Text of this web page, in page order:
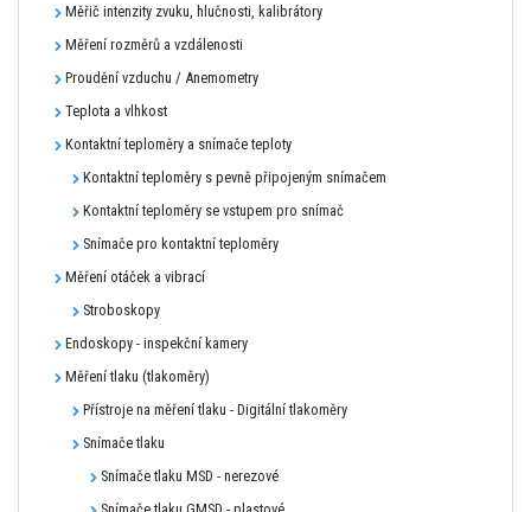
Měřič intenzity zvuku, hlučnosti, kalibrátory
Měření rozměrů a vzdálenosti
Proudění vzduchu / Anemometry
Teplota a vlhkost
Kontaktní teploměry a snímače teploty
Kontaktní teploměry s pevně připojeným snímačem
Kontaktní teploměry se vstupem pro snímač
Snímače pro kontaktní teploměry
Měření otáček a vibrací
Stroboskopy
Endoskopy - inspekční kamery
Měření tlaku (tlakoměry)
Přístroje na měření tlaku - Digitální tlakoměry
Snímače tlaku
Snímače tlaku MSD - nerezové